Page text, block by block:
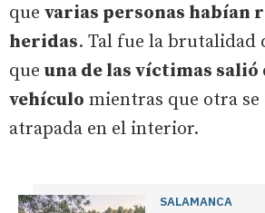
que varias personas habían
heridas. Tal fue la brutalidad
que una de las víctimas salió
vehículo mientras que otra
atrapada en el interior.
SALAMANCA